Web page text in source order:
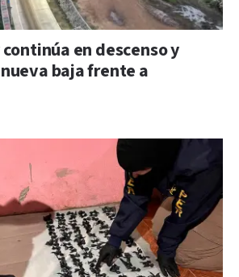
en descenso y
baja frente a